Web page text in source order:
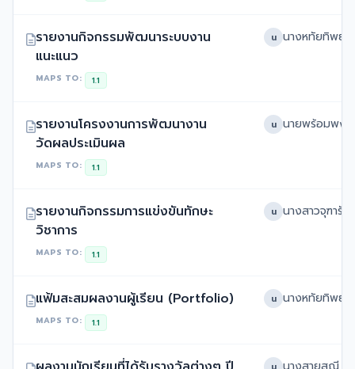
รายงานกิจกรรมพัฒนาระบบงาน
แนะแนว
MAPS TO: 1.1
น
รายงานโครงงานการพัฒนางาน
วัดผลประเมินผล
MAPS TO: 1.1
น
รายงานกิจกรรมการแข่งขันทักษะ
วิชาการ
MAPS TO: 1.1
น
แฟ้มสะสมผลงานผู้เรียน (Portfolio)
MAPS TO: 1.1
น
น